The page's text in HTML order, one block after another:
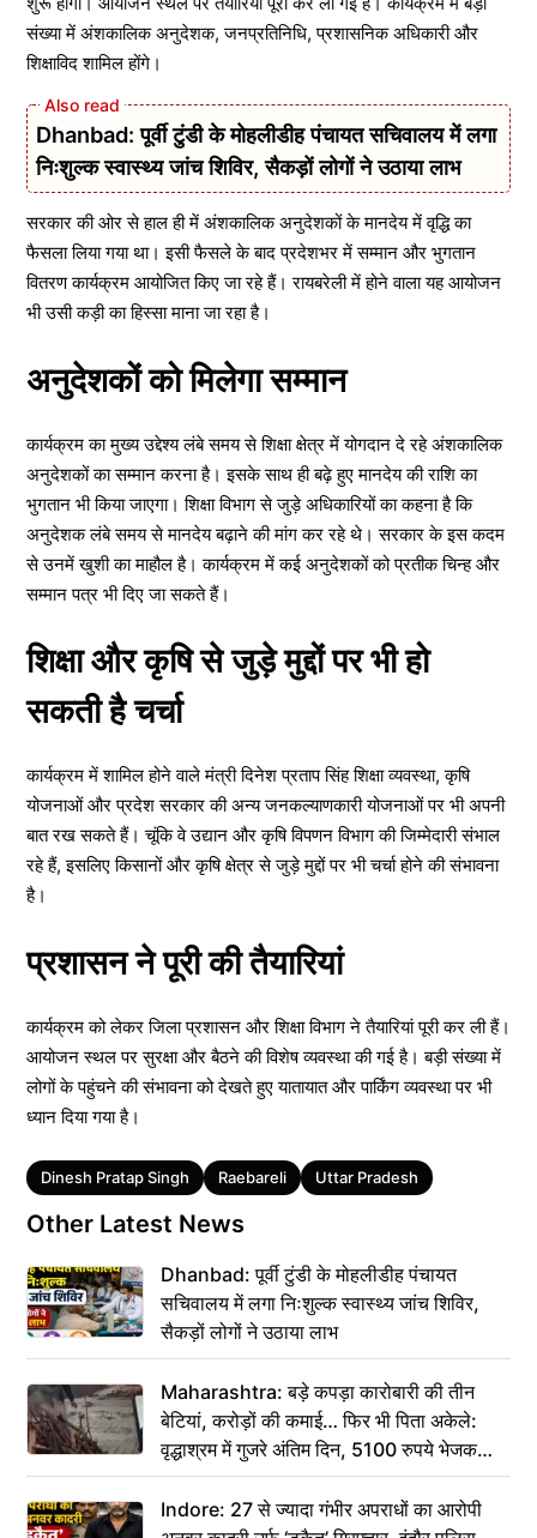
संख्या में अंशकालिक अनुदेशक, जनप्रतिनिधि, प्रशासनिक अधिकारी और
शिक्षाविद शामिल होंगे।
Dhanbad: पूर्वी टुंडी के मोहलीडीह पंचायत सचिवालय में लगा
निःशुल्क स्वास्थ्य जांच शिविर, सैकड़ों लोगों ने उठाया लाभ
सरकार की ओर से हाल ही में अंशकालिक अनुदेशकों के मानदेय में वृद्धि का
फैसला लिया गया था। इसी फैसले के बाद प्रदेशभर में सम्मान और भुगतान
वितरण कार्यक्रम आयोजित किए जा रहे हैं। रायबरेली में होने वाला यह आयोजन
भी उसी कड़ी का हिस्सा माना जा रहा है।
अनुदेशकों को मिलेगा सम्मान
कार्यक्रम का मुख्य उद्देश्य लंबे समय से शिक्षा क्षेत्र में योगदान दे रहे अंशकालिक
अनुदेशकों का सम्मान करना है। इसके साथ ही बढ़े हुए मानदेय की राशि का
भुगतान भी किया जाएगा। शिक्षा विभाग से जुड़े अधिकारियों का कहना है कि
अनुदेशक लंबे समय से मानदेय बढ़ाने की मांग कर रहे थे। सरकार के इस कदम
से उनमें खुशी का माहौल है। कार्यक्रम में कई अनुदेशकों को प्रतीक चिन्ह और
सम्मान पत्र भी दिए जा सकते हैं।
शिक्षा और कृषि से जुड़े मुद्दों पर भी हो
सकती है चर्चा
कार्यक्रम में शामिल होने वाले मंत्री दिनेश प्रताप सिंह शिक्षा व्यवस्था, कृषि
योजनाओं और प्रदेश सरकार की अन्य जनकल्याणकारी योजनाओं पर भी अपनी
बात रख सकते हैं। चूंकि वे उद्यान और कृषि विपणन विभाग की जिम्मेदारी संभाल
रहे हैं, इसलिए किसानों और कृषि क्षेत्र से जुड़े मुद्दों पर भी चर्चा होने की संभावना
है।
प्रशासन ने पूरी की तैयारियां
कार्यक्रम को लेकर जिला प्रशासन और शिक्षा विभाग ने तैयारियां पूरी कर ली हैं।
आयोजन स्थल पर सुरक्षा और बैठने की विशेष व्यवस्था की गई है। बड़ी संख्या में
लोगों के पहुंचने की संभावना को देखते हुए यातायात और पार्किंग व्यवस्था पर भी
ध्यान दिया गया है।
Tags
Dinesh Pratap Singh Raebareli Uttar Pradesh
Other Latest News
Dhanbad: पूर्वी टुंडी के मोहलीडीह पंचायत
सचिवालय में लगा निःशुल्क स्वास्थ्य जांच शिविर,
सैकड़ों लोगों ने उठाया लाभ
Maharashtra: बड़े कपड़ा कारोबारी की तीन
बेटियां, करोड़ों की कमाई… फिर भी पिता अकेले:
वृद्धाश्रम में गुजरे अंतिम दिन, 5100 रुपये भेजकर
कहा– अंतिम संस्कार कर दीजिए हम नहीं आ पाएंगे
Indore: 27 से ज्यादा गंभीर अपराधों का आरोपी